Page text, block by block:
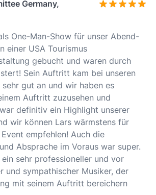
Germany,
One-Man-Show für unser Abend-
einer USA Tourismus
gebucht und waren durch
Sein Auftritt kam bei unseren
sehr gut an und wir haben es
Auftritt zuzusehen und
definitiv ein Highlight unserer
wir können Lars wärmstens für
empfehlen! Auch die
Absprache im Voraus war super.
ein sehr professioneller und vor
und sympathischer Musiker, der
mit seinem Auftritt bereichern